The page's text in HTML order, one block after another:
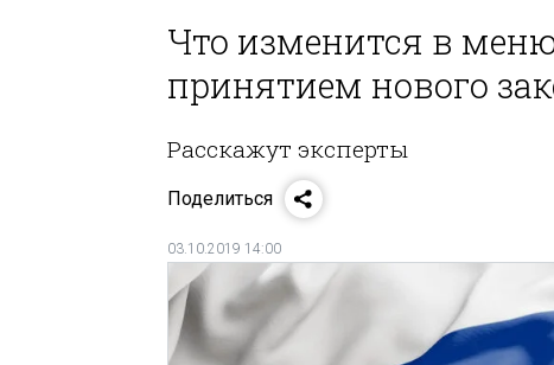
Что изменится в
принятием нового
Расскажут эксперты
Поделиться
03.10.2019 14:00